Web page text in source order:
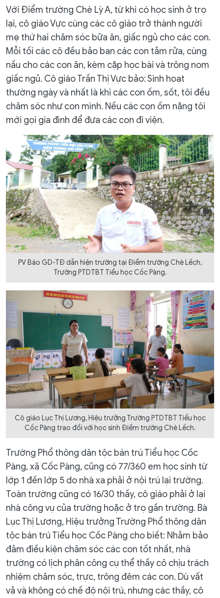
Với Điểm trường Chè Lỳ A, từ khi có học sinh ở trọ
lại, cô giáo Vực cùng các cô giáo trở thành người
mẹ thứ hai chăm sóc bữa ăn, giấc ngủ cho các con.
Mỗi tối các cô đều bảo ban các con tắm rửa, cùng
nấu cho các con ăn, kèm cặp học bài và trông nom
giấc ngủ. Cô giáo Trần Thị Vực bảo: Sinh hoạt
thường ngày và nhất là khi các con ốm, sốt, tôi đều
chăm sóc như con mình. Nếu các con ốm nặng tôi
mới gọi gia đình để đưa các con đi viện.
PV Báo GD-TĐ dẫn hiện trường tại Điểm trường Chè Lếch,
Trường PTDTBT Tiểu học Cốc Pàng.
Cô giáo Lục Thị Lương, Hiệu trưởng Trường PTDTBT Tiểu học
Cốc Pàng trao đổi với học sinh Điểm trường Chè Lếch.
Trường Phổ thông dân tộc bán trú Tiểu học Cốc
Pàng, xã Cốc Pàng, cũng có 77/360 em học sinh từ
lớp 1 đến lớp 5 do nhà xa phải ở nội trú lại trường.
Toàn trường cũng có 16/30 thầy, cô giáo phải ở lại
nhà công vụ của trường hoặc ở trọ gần trường. Bà
Lục Thị Lương, Hiệu trưởng Trường Phổ thông dân
tộc bán trú Tiểu học Cốc Pàng cho biết: Nhằm bảo
đảm điều kiện chăm sóc các con tốt nhất, nhà
trường có lịch phân công cụ thể thầy cô chịu trách
nhiệm chăm sóc, trực, trông đêm các con. Dù vất
vả và không có chế độ nội trú, nhưng các thầy, cô